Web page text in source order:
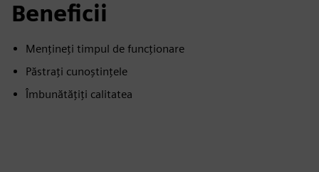
Beneficii
Mențineți timpul de funcționare
Păstrați cunoștințele
Îmbunătățiți calitatea